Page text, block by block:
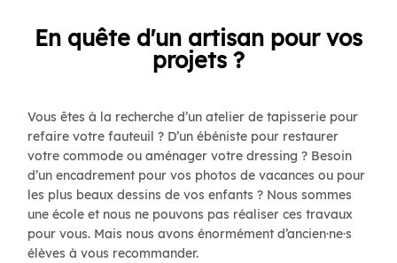
En quête d'un artisan pour vos
projets ?
Vous êtes à la recherche d’un atelier de tapisserie pour
refaire votre fauteuil ? D’un ébéniste pour restaurer
votre commode ou aménager votre dressing ? Besoin
d’un encadrement pour vos photos de vacances ou pour
les plus beaux dessins de vos enfants ? Nous sommes
une école et nous ne pouvons pas réaliser ces travaux
pour vous. Mais nous avons énormément d’ancien·ne·s
élèves à vous recommander.